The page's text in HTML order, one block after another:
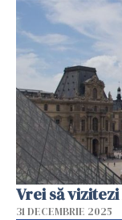
Vrei să
31 DECEMBRIE 2025